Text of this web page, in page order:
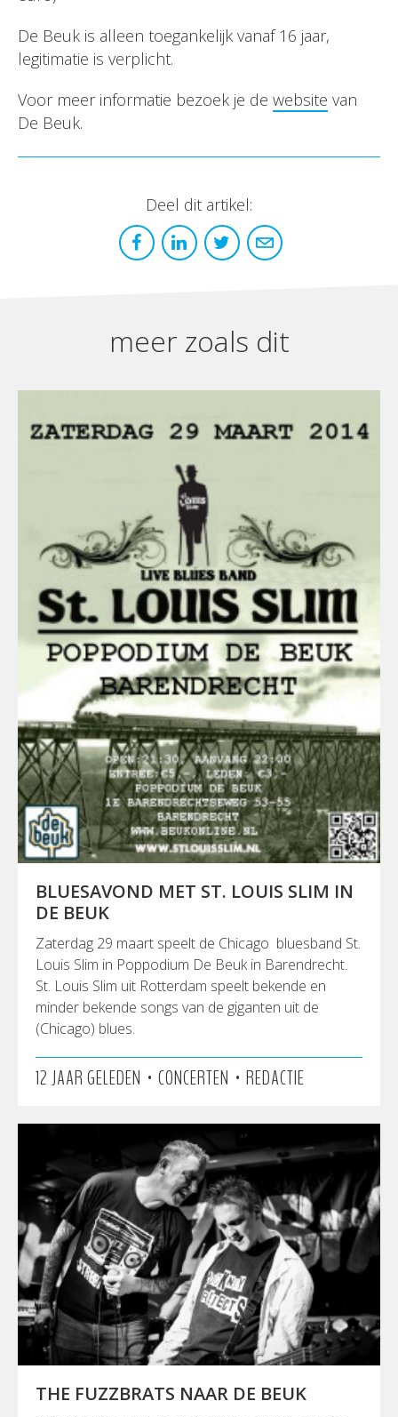
De Beuk is alleen toegankelijk vanaf 16 jaar,
legitimatie is verplicht.
Voor meer informatie bezoek je de website van
De Beuk.
Deel dit artikel:
meer zoals dit
BLUESAVOND MET ST. LOUIS SLIM IN
DE BEUK
Zaterdag 29 maart speelt de Chicago bluesband St.
Louis Slim in Poppodium De Beuk in Barendrecht.
St. Louis Slim uit Rotterdam speelt bekende en
minder bekende songs van de giganten uit de
(Chicago) blues.
12 JAAR GELEDEN • CONCERTEN • REDACTIE
THE FUZZBRATS NAAR DE BEUK